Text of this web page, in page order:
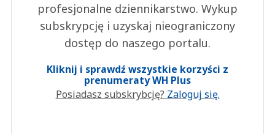
profesjonalne dziennikarstwo. Wykup
subskrypcję i uzyskaj nieograniczony
dostęp do naszego portalu.
Kliknij i sprawdź wszystkie korzyści z
prenumeraty WH Plus
Posiadasz subskrybcję? Zaloguj się.